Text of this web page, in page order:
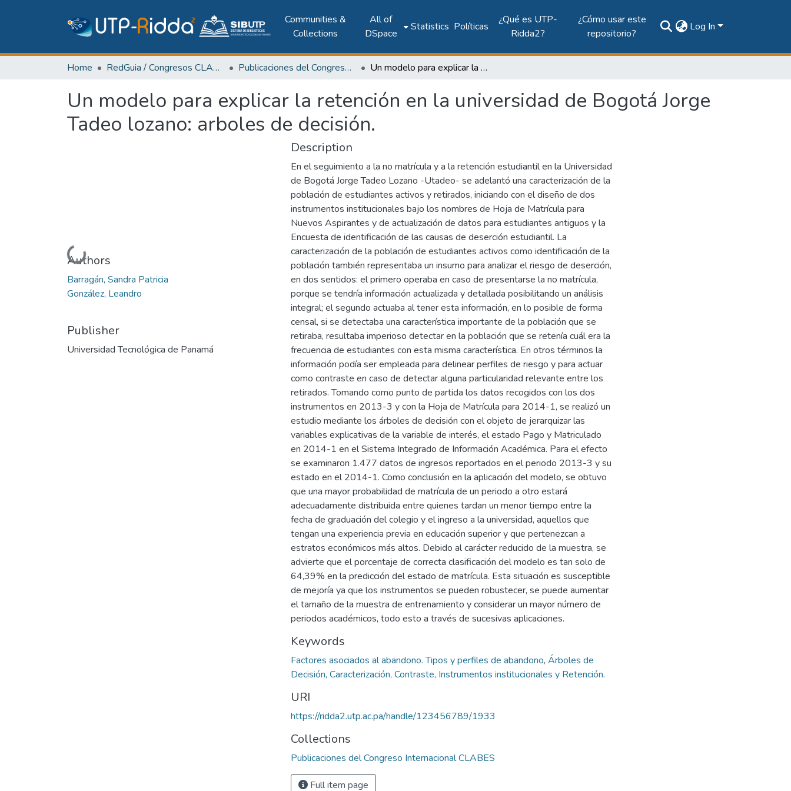
Communities &
Collections
All of
DSpace
Statistics Políticas
¿Qué es UTP-
Ridda2?
¿Cómo usar este
repositorio?
Log In
Home RedGuia / Congresos CLABES Publicaciones del Congreso Internacional CLABES Un modelo para explicar la retención en la universidad de Bogotá Jorge Tadeo lozano: arboles de decisión.
Un modelo para explicar la retención en la universidad de Bogotá Jorge
Tadeo lozano: arboles de decisión.
Loading...
Authors
Barragán, Sandra Patricia
González, Leandro
Publisher
Universidad Tecnológica de Panamá
Description
En el seguimiento a la no matrícula y a la retención estudiantil en la Universidad
de Bogotá Jorge Tadeo Lozano -Utadeo- se adelantó una caracterización de la
población de estudiantes activos y retirados, iniciando con el diseño de dos
instrumentos institucionales bajo los nombres de Hoja de Matrícula para
Nuevos Aspirantes y de actualización de datos para estudiantes antiguos y la
Encuesta de identificación de las causas de deserción estudiantil. La
caracterización de la población de estudiantes activos como identificación de la
población también representaba un insumo para analizar el riesgo de deserción,
en dos sentidos: el primero operaba en caso de presentarse la no matrícula,
porque se tendría información actualizada y detallada posibilitando un análisis
integral; el segundo actuaba al tener esta información, en lo posible de forma
censal, si se detectaba una característica importante de la población que se
retiraba, resultaba imperioso detectar en la población que se retenía cuál era la
frecuencia de estudiantes con esta misma característica. En otros términos la
información podía ser empleada para delinear perfiles de riesgo y para actuar
como contraste en caso de detectar alguna particularidad relevante entre los
retirados. Tomando como punto de partida los datos recogidos con los dos
instrumentos en 2013-3 y con la Hoja de Matrícula para 2014-1, se realizó un
estudio mediante los árboles de decisión con el objeto de jerarquizar las
variables explicativas de la variable de interés, el estado Pago y Matriculado
en 2014-1 en el Sistema Integrado de Información Académica. Para el efecto
se examinaron 1.477 datos de ingresos reportados en el periodo 2013-3 y su
estado en el 2014-1. Como conclusión en la aplicación del modelo, se obtuvo
que una mayor probabilidad de matrícula de un periodo a otro estará
adecuadamente distribuida entre quienes tardan un menor tiempo entre la
fecha de graduación del colegio y el ingreso a la universidad, aquellos que
tengan una experiencia previa en educación superior y que pertenezcan a
estratos económicos más altos. Debido al carácter reducido de la muestra, se
advierte que el porcentaje de correcta clasificación del modelo es tan solo de
64,39% en la predicción del estado de matrícula. Esta situación es susceptible
de mejoría ya que los instrumentos se pueden robustecer, se puede aumentar
el tamaño de la muestra de entrenamiento y considerar un mayor número de
periodos académicos, todo esto a través de sucesivas aplicaciones.
Keywords
Factores asociados al abandono. Tipos y perfiles de abandono, Árboles de
Decisión, Caracterización, Contraste, Instrumentos institucionales y Retención.
URI
https://ridda2.utp.ac.pa/handle/123456789/1933
Collections
Publicaciones del Congreso Internacional CLABES
Full item page